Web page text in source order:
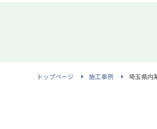
トップページ 施工事例 埼玉県内